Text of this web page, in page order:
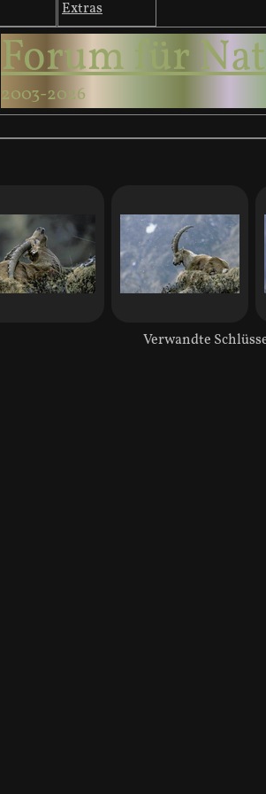
Extras
Forum für
2003-2026
Verwandte